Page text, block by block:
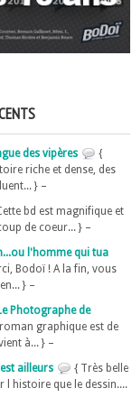
des vipères
{
riche et dense, des
} –
bd est magnifique et
de coeur... } –
l'homme qui tua
Bodoï ! A la fin, vous
} –
Photographe de
graphique est de
à... } –
ailleurs
{ Très belle
l histoire que le dessin....